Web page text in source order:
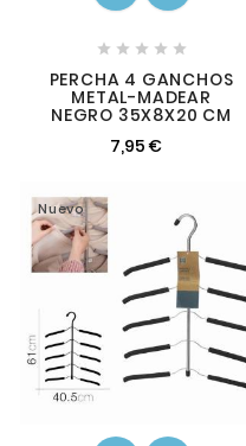
    
PERCHA 4 GANCHOS
METAL-MADEAR
NEGRO 35X8X20 CM
7,95 €
Nuevo